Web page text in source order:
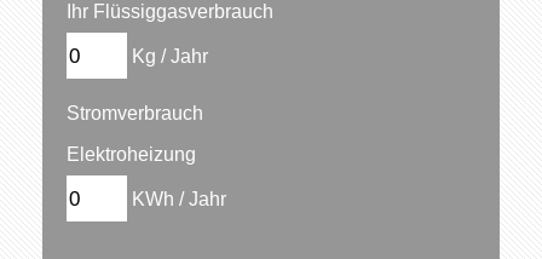
Ihr Flüssiggasverbrauch
Kg / Jahr
Stromverbrauch
Elektroheizung
KWh / Jahr